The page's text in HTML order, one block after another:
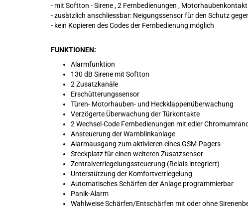
- mit Softton - Sirene , 2 Fernbedienungen ,
- zusätzlich anschliessbar: Neigungssensor für den Schutz
- kein Kopieren des Codes der Fernbedienung möglich
FUNKTIONEN:
Alarmfunktion
130 dB Sirene mit Softton
2 Zusatzkanäle
Erschütterungssensor
Türen- Motorhauben- und Heckklappenüberwachung
Verzögerte Überwachung der Türkontakte
2 Wechsel-Code Fernbedienungen mit edler
Ansteuerung der Warnblinkanlage
Alarmausgang zum aktivieren eines GSM-Pagers
Steckplatz für einen weiteren Zusatzsensor
Zentralverriegelungssteuerung (Relais integriert)
Unterstützung der Komfortverriegelung
Automatisches Schärfen der Anlage programmierbar
Panik-Alarm
Wahlweise Schärfen/Entschärfen mit oder ohne